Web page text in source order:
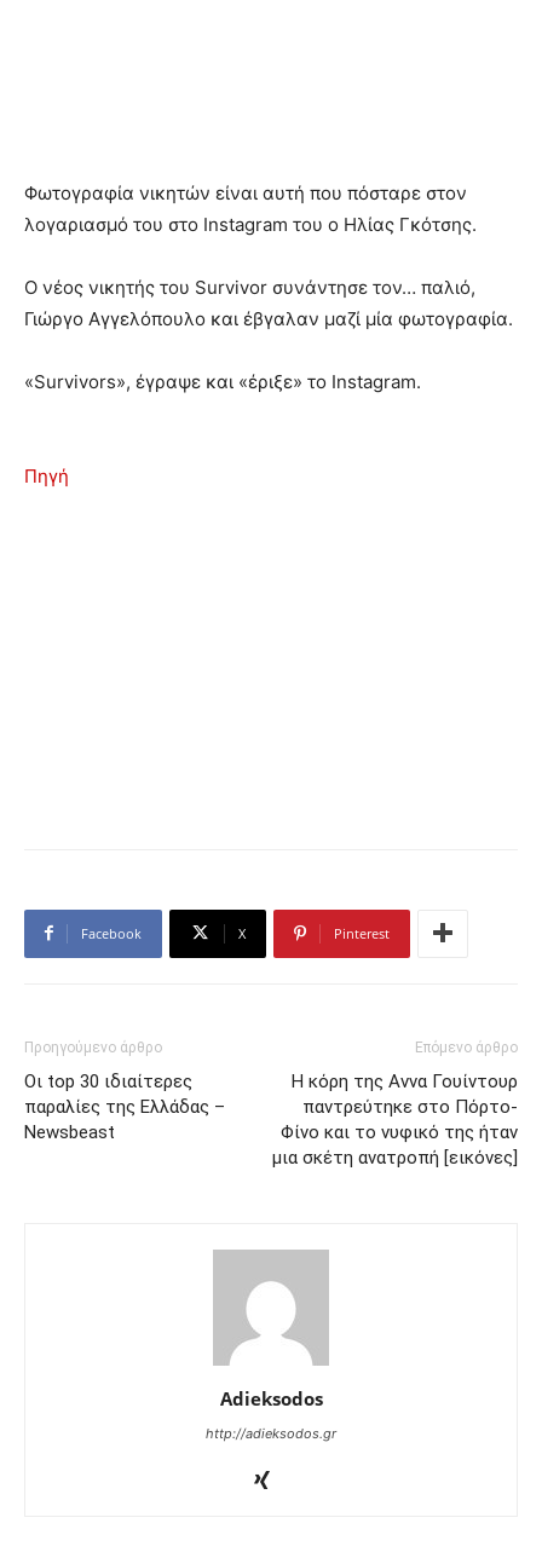
Φωτογραφία νικητών είναι αυτή που πόσταρε στον
λογαριασμό του στο Instagram του ο Ηλίας Γκότσης.
Ο νέος νικητής του Survivor συνάντησε τον… παλιό,
Γιώργο Αγγελόπουλο και έβγαλαν μαζί μία φωτογραφία.
«Survivors», έγραψε και «έριξε» το Instagram.
Πηγή
Facebook X Pinterest
Προηγούμενο άρθρο
Οι top 30 ιδιαίτερες
παραλίες της Ελλάδας –
Newsbeast
Επόμενο άρθρο
Η κόρη της Αννα Γουίντουρ
παντρεύτηκε στο Πόρτο-
Φίνο και το νυφικό της ήταν
μια σκέτη ανατροπή [εικόνες]
Adieksodos
http://adieksodos.gr